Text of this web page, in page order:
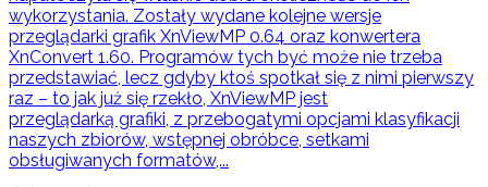
wykorzystania. Zostały wydane kolejne wersje
przeglądarki grafik XnViewMP 0.64 oraz konwertera
XnConvert 1.60. Programów tych być może nie trzeba
przedstawiać, lecz gdyby ktoś spotkał się z nimi pierwszy
raz – to jak już się rzekło, XnViewMP jest
przeglądarką grafiki, z przebogatymi opcjami klasyfikacji
naszych zbiorów, wstępnej obróbce, setkami
obsługiwanych formatów,...